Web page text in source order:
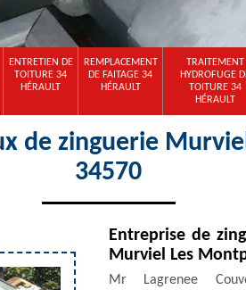
ENTRETIEN DE
TOITURE 34
HÉRAULT
REMPLACEMENT
DE FAITAGE 34
HÉRAULT
TRAITEMENT
HYDROFUGE
TOITURE 34
HÉRAULT
de zinguerie
34570
Entreprise de
Murviel Les
Mr Lagrenee